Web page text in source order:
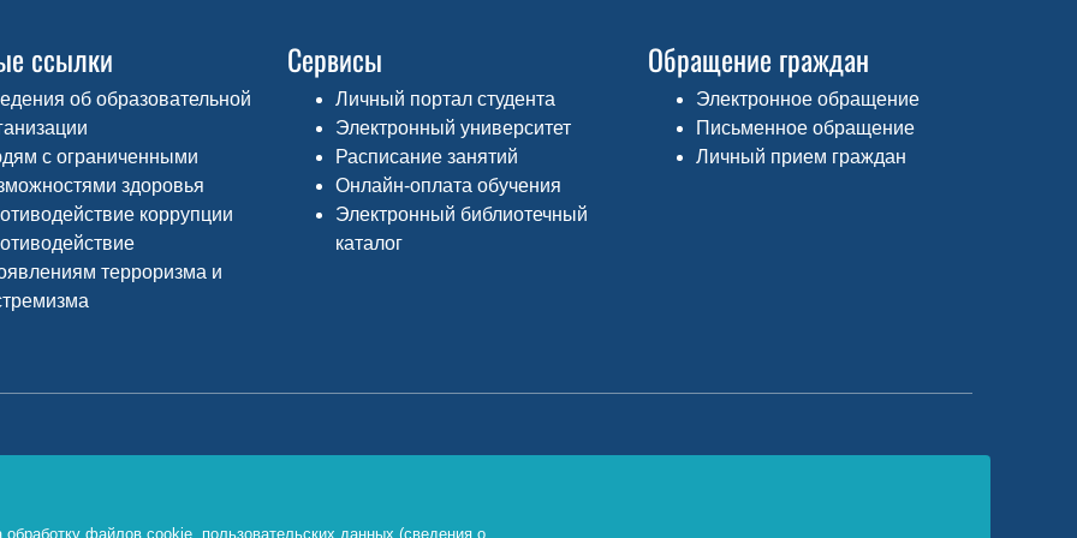
ссылки
об образовательной
с ограниченными
здоровья
коррупции
терроризма и
Сервисы
Личный портал студента
Электронный университет
Расписание занятий
Онлайн-оплата обучения
Электронный библиотечный
каталог
Обращение граждан
Электронное обращение
Письменное обращение
Личный прием граждан
файлов cookie, пользовательских данных (сведения о